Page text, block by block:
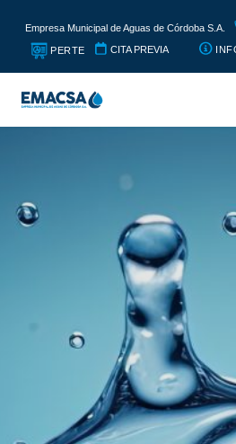
Empresa Municipal de Aguas de Córdoba S.A.
PERTE CITA PREVIA